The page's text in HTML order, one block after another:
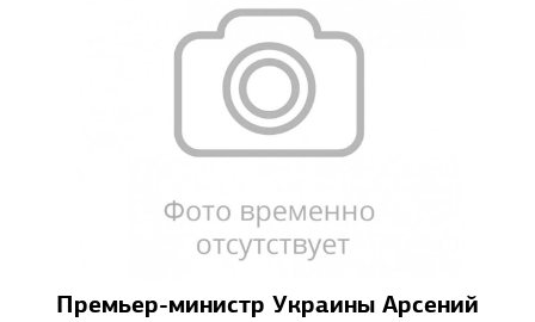
Премьер-министр Украины Арсений